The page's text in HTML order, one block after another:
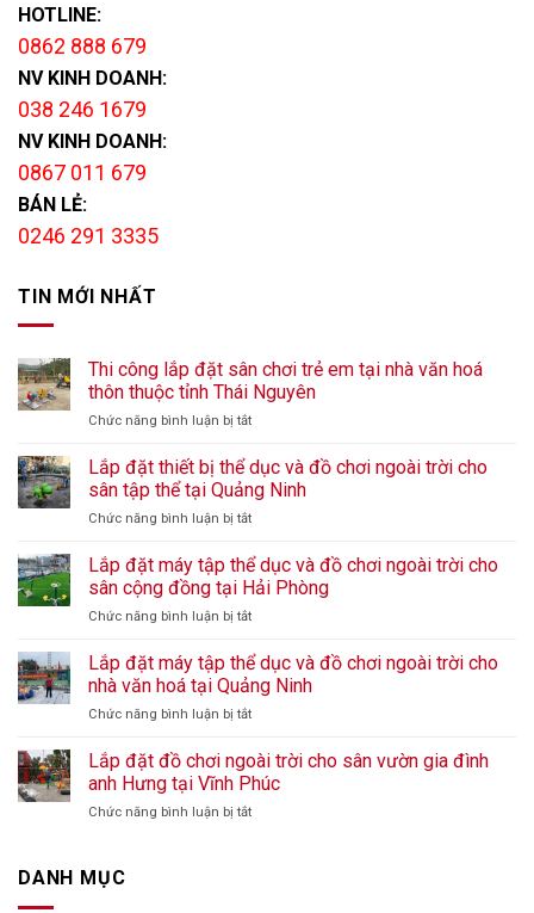
HOTLINE:
0862 888 679
NV KINH DOANH:
038 246 1679
NV KINH DOANH:
0867 011 679
BÁN LẺ:
0246 291 3335
TIN MỚI NHẤT
Thi công lắp đặt sân chơi trẻ em tại nhà văn hoá
thôn thuộc tỉnh Thái Nguyên
Chức năng bình luận bị tắtở
công
lắp
đặt
sân
trẻ
em
nhà
hoá
thôn
Nguyên
Lắp đặt thiết bị thể dục và đồ chơi ngoài trời cho
sân tập thể tại Quảng Ninh
Chức năng bình luận bị tắtở
đặt
thiết
bị
thể
và
đồ
chơi
ngoài
cho
sân
Lắp đặt máy tập thể dục và đồ chơi ngoài trời cho
sân cộng đồng tại Hải Phòng
Chức năng bình luận bị tắtở
đặt
máy
tập
thể
và
đồ
ngoài
Lắp đặt máy tập thể dục và đồ chơi ngoài trời cho
nhà văn hoá tại Quảng Ninh
Chức năng bình luận bị tắtở
đặt
máy
tập
thể
Lắp đặt đồ chơi ngoài trời cho sân vườn gia đình
anh Hưng tại Vĩnh Phúc
Chức năng bình luận bị tắtở
DANH MỤC